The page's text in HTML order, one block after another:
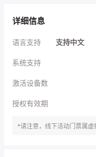
详细信息
语言支持 支持中文
系统支持
激活设备数
授权有效期
*请注意，线下活动门票属虚